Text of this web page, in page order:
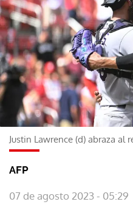
Justin Lawrence (d) abraza al
AFP
07 de agosto 2023 - 05:29